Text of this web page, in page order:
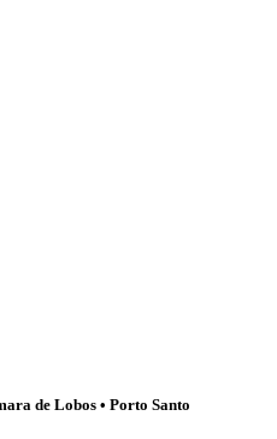
de Lobos • Porto Santo